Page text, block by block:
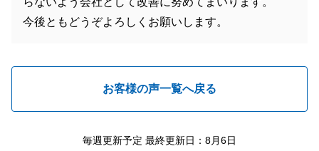
今後ともどうぞよろしくお願いします。
お客様の声一覧へ戻る
毎週更新予定 最終更新日：8月6日